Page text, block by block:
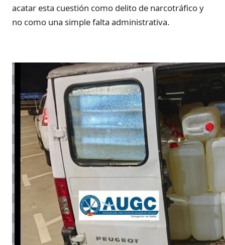
acatar esta cuestión como delito de narcotráfico y
no como una simple falta administrativa.